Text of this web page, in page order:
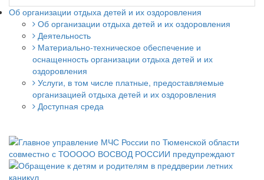
Об организации отдыха детей и их оздоровления
Об организации отдыха детей и их оздоровления
Деятельность
Материально-техническое обеспечение и
оснащенность организации отдыха детей и их
оздоровления
Услуги, в том числе платные, предоставляемые
организацией отдыха детей и их оздоровления
Доступная среда